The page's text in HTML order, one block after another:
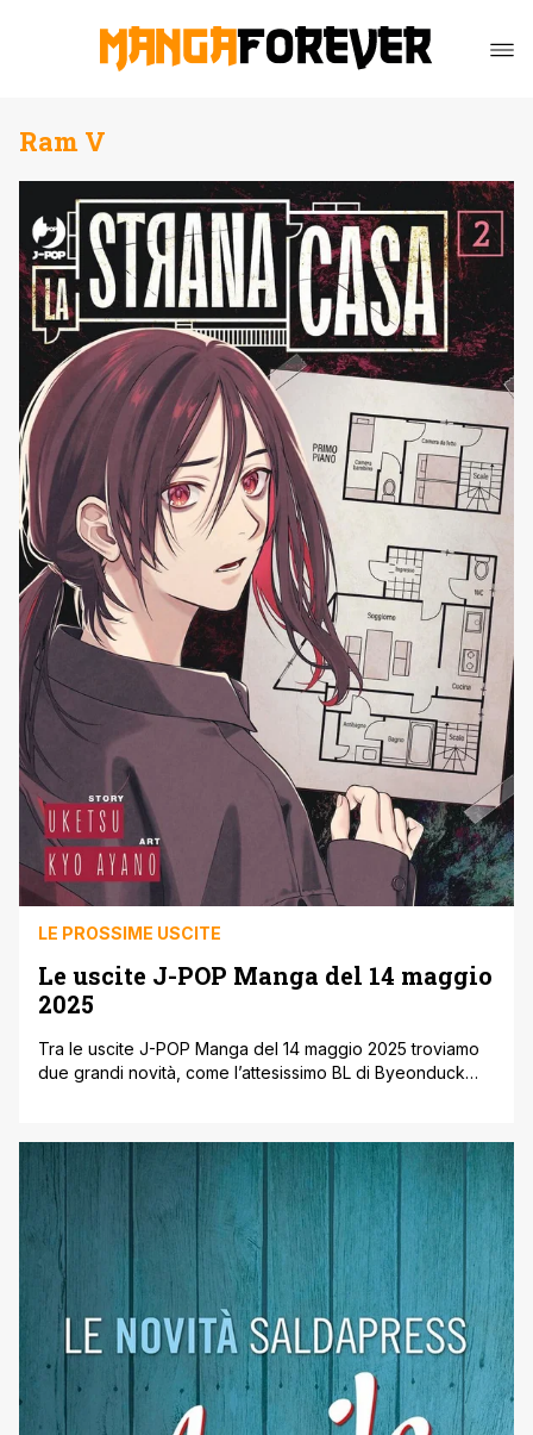
Ram V
LE PROSSIME USCITE
Le uscite J-POP Manga del 14 maggio
2025
Tra le uscite J-POP Manga del 14 maggio 2025 troviamo
due grandi novità, come l’attesissimo BL di Byeonduck
ingaggiato, con la forza, da un nobile che vive nella
lussuria… ' Visualizza questo post su Instagram ' Un post
condiviso [']